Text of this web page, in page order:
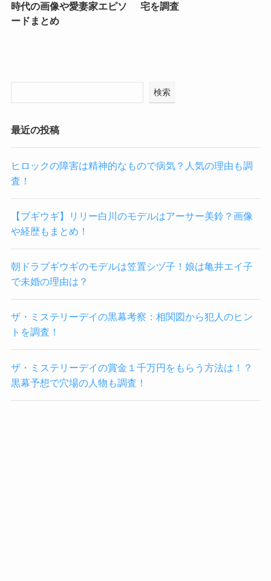
時代の画像や愛妻家エピソ
ードまとめ
宅を調査
検索
最近の投稿
ヒロックの障害は精神的なもので病気？人気の理由も調
査！
【ブギウギ】リリー白川のモデルはアーサー美鈴？画像
や経歴もまとめ！
朝ドラブギウギのモデルは笠置シヅ子！娘は亀井エイ子
で未婚の理由は？
ザ・ミステリーデイの黒幕考察：相関図から犯人のヒン
トを調査！
ザ・ミステリーデイの賞金１千万円をもらう方法は！？
黒幕予想で穴場の人物も調査！